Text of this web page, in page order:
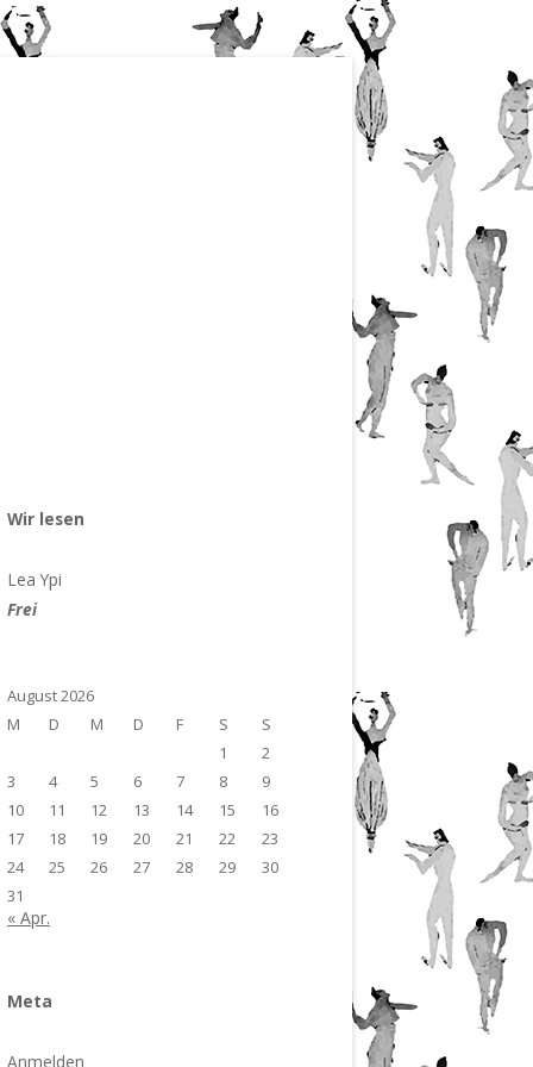
Wir lesen
Lea Ypi
Frei
August 2026
M
D M D F S
S
1
2
3
4 5 6 7 8
9
10
11 12 13 14 15
16
17
18 19 20 21 22
23
24
25 26 27 28 29
30
31
« Apr.
Meta
Anmelden